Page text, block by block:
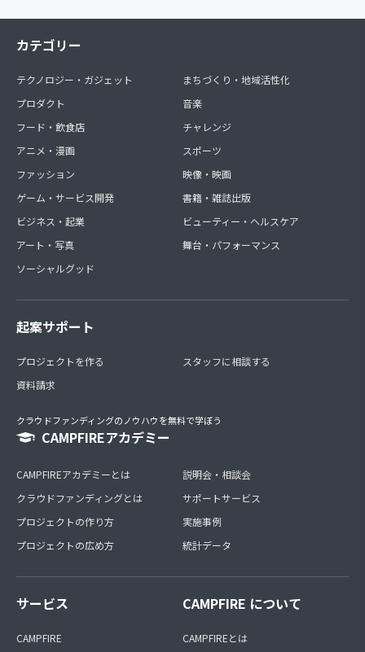
カテゴリー
テクノロジー・ガジェット
プロダクト
フード・飲食店
アニメ・漫画
ファッション
ゲーム・サービス開発
ビジネス・起業
アート・写真
ソーシャルグッド
まちづくり・地域活性化
音楽
チャレンジ
スポーツ
映像・映画
書籍・雑誌出版
ビューティー・ヘルスケア
舞台・パフォーマンス
起案サポート
プロジェクトを作る
資料請求
スタッフに相談する
クラウドファンディングのノウハウを無料で学ぼう
CAMPFIREアカデミー
CAMPFIREアカデミーとは
クラウドファンディングとは
プロジェクトの作り方
プロジェクトの広め方
説明会・相談会
サポートサービス
実施事例
統計データ
サービス
CAMPFIRE
CAMPFIRE について
CAMPFIREとは